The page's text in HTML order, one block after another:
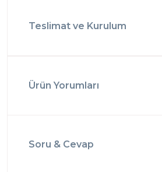
Teslimat ve Kurulum
Ürün Yorumları
Soru & Cevap